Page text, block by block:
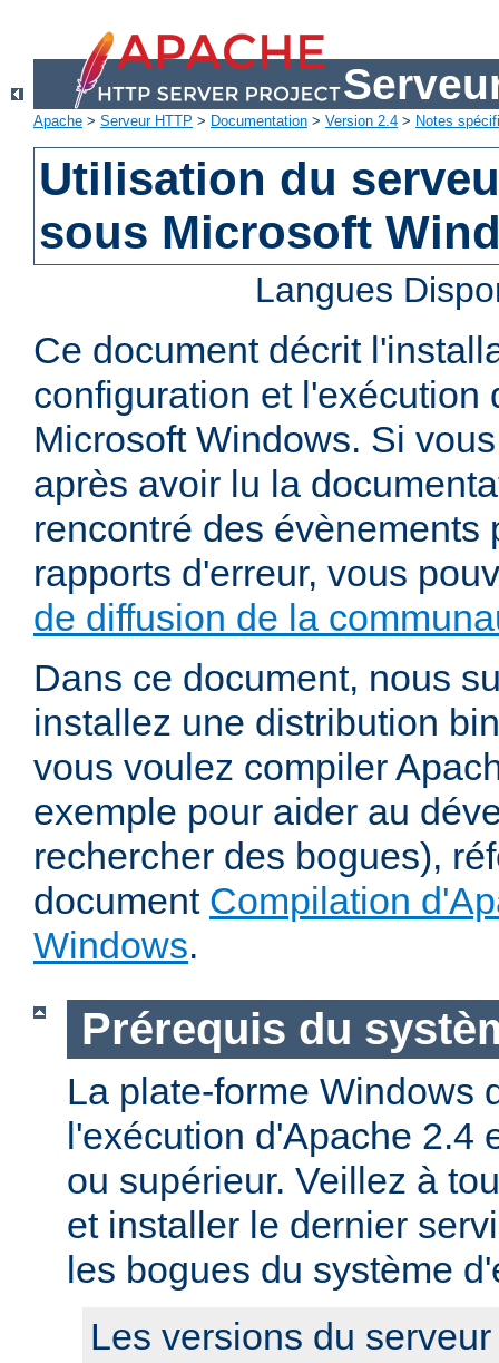
Apache > Serveur HTTP > Documentation > Version 2.4 > Notes
Utilisation du
sous Microsoft
Langues
Ce document décrit
configuration et l'exécution
Microsoft Windows. Si
après avoir lu la
rencontré des évènements
rapports d'erreur, vous
de diffusion de la
Dans ce document, nous
installez une distribution
vous voulez compiler
exemple pour aider au
rechercher des bogues),
document Compilation
Windows.
Prérequis du
La plate-forme Windows
l'exécution d'Apache 2.4
ou supérieur. Veillez à
et installer le dernier
les bogues du système
Les versions du